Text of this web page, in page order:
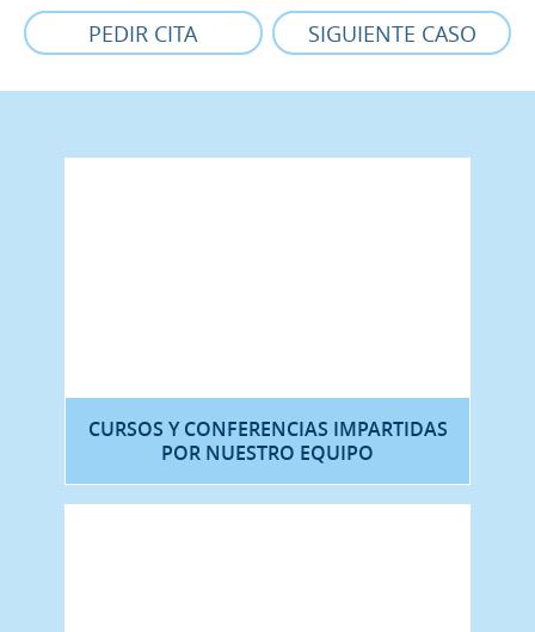
PEDIR CITA SIGUIENTE CASO
CURSOS Y CONFERENCIAS IMPARTIDAS
POR NUESTRO EQUIPO